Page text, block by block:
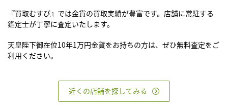
『買取むすび』では金貨の買取実績が豊富です。店舗に常駐する
鑑定士が丁寧に査定いたします。
天皇陛下御在位10年1万円金貨をお持ちの方は、ぜひ無料査定をご
利用ください。
近くの店舗を探してみる